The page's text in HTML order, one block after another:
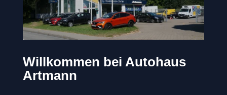
Willkommen bei Autohaus
Artmann